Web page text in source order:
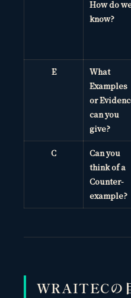
How do
know?
E
What
Examples
or
can you
give?
C
Can you
think of a
Counter-
example?
WRAITECの